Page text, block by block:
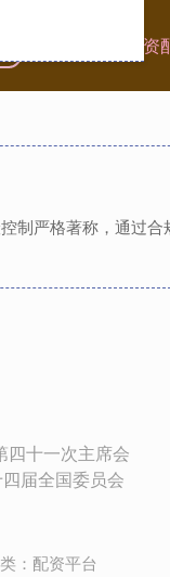
免息配资
制严格著称，通过
四十一次主席会
届全国委员会
： 配资平台